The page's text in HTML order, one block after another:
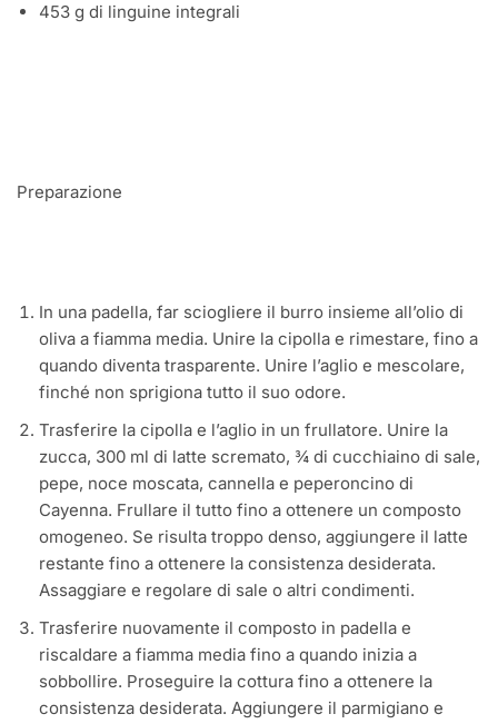
453 g di linguine integrali
Preparazione
In una padella, far sciogliere il burro insieme all’olio di
oliva a fiamma media. Unire la cipolla e rimestare, fino a
quando diventa trasparente. Unire l’aglio e mescolare,
finché non sprigiona tutto il suo odore.
Trasferire la cipolla e l’aglio in un frullatore. Unire la
zucca, 300 ml di latte scremato, ¾ di cucchiaino di sale,
pepe, noce moscata, cannella e peperoncino di
Cayenna. Frullare il tutto fino a ottenere un composto
omogeneo. Se risulta troppo denso, aggiungere il latte
restante fino a ottenere la consistenza desiderata.
Assaggiare e regolare di sale o altri condimenti.
Trasferire nuovamente il composto in padella e
riscaldare a fiamma media fino a quando inizia a
sobbollire. Proseguire la cottura fino a ottenere la
consistenza desiderata. Aggiungere il parmigiano e